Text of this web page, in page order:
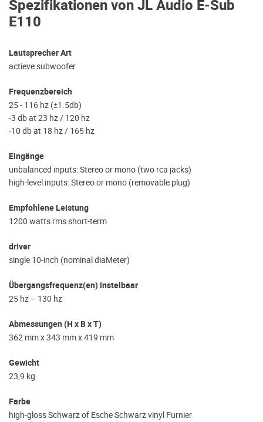
Spezifikationen von JL Audio E-Sub
E110
Lautsprecher Art
actieve subwoofer
Frequenzbereich
25 - 116 hz (±1.5db)
-3 db at 23 hz / 120 hz
-10 db at 18 hz / 165 hz
Eingänge
unbalanced inputs: Stereo or mono (two rca jacks)
high-level inputs: Stereo or mono (removable plug)
Empfohlene Leistung
1200 watts rms short-term
driver
single 10-inch (nominal diaMeter)
Übergangsfrequenz(en) instelbaar
25 hz – 130 hz
Abmessungen (H x B x T)
362 mm x 343 mm x 419 mm
Gewicht
23,9 kg
Farbe
high-gloss Schwarz of Esche Schwarz vinyl Furnier